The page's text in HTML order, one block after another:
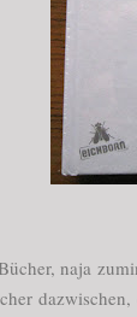
naja